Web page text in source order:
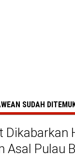
SUDAH
Dikabarkan
Asal Pulau